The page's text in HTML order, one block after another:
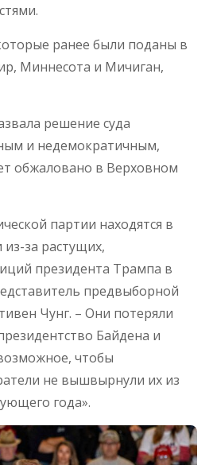
ранее были поданы в
Миннесота и Мичиган,
решение суда
и недемократичным,
обжаловано в Верховном
партии находятся в
за растущих,
президента Трампа в
предвыборной
Чунг. – Они потеряли
Байдена и
чтобы
не вышвырнули их из
года».